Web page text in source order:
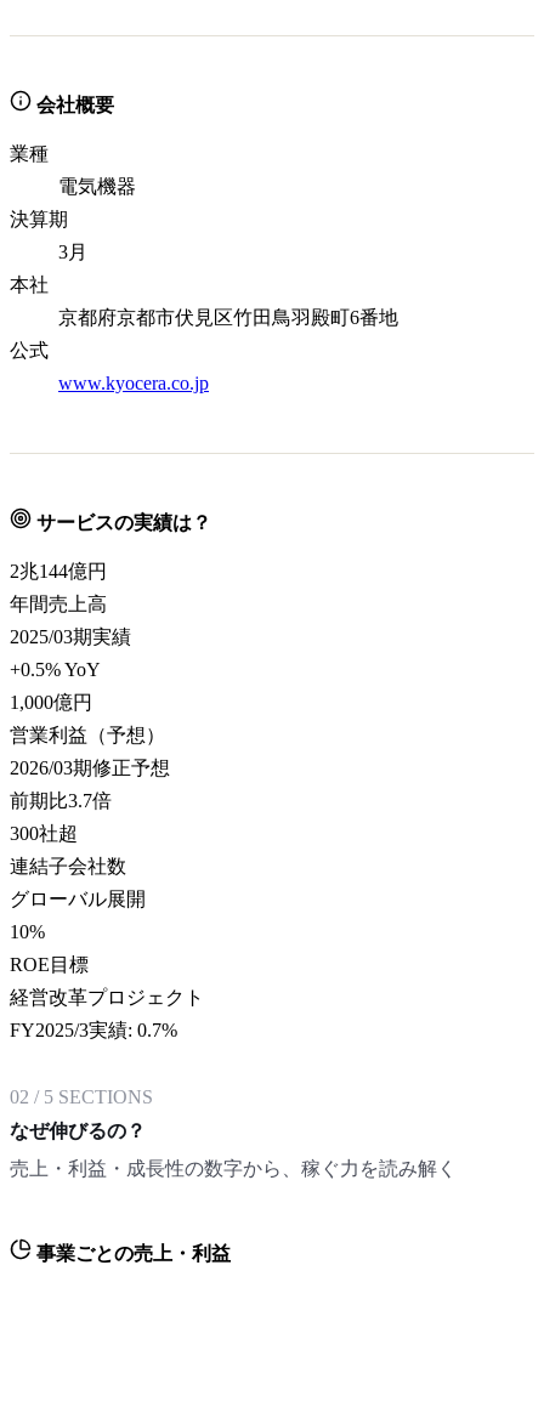
会社概要
業種
電気機器
決算期
3月
本社
京都府京都市伏見区竹田鳥羽殿町6番地
公式
www.kyocera.co.jp
サービスの実績は？
2兆144億円
年間売上高
2025/03期実績
+0.5% YoY
1,000億円
営業利益（予想）
2026/03期修正予想
前期比3.7倍
300社超
連結子会社数
グローバル展開
10%
ROE目標
経営改革プロジェクト
FY2025/3実績: 0.7%
02 / 5 SECTIONS
なぜ伸びるの？
売上・利益・成長性の数字から、稼ぐ力を読み解く
事業ごとの売上・利益